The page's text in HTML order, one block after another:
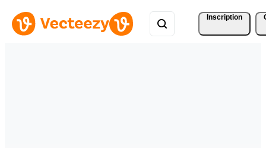
Inscription